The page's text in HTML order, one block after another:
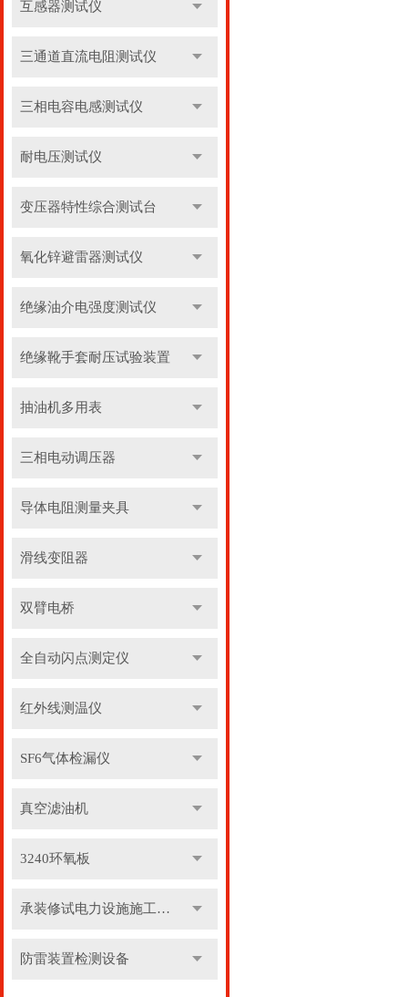
互感器测试仪
三通道直流电阻测试仪
三相电容电感测试仪
耐电压测试仪
变压器特性综合测试台
氧化锌避雷器测试仪
绝缘油介电强度测试仪
绝缘靴手套耐压试验装置
抽油机多用表
三相电动调压器
导体电阻测量夹具
滑线变阻器
双臂电桥
全自动闪点测定仪
红外线测温仪
SF6气体检漏仪
真空滤油机
3240环氧板
承装修试电力设施施工机具
防雷装置检测设备